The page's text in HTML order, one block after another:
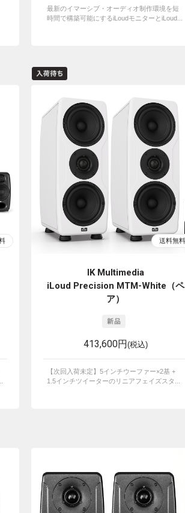
最新のイマーシブ・オーディオ制作環境を短
時間で構築可能にするiLoudモニターとiLoud...
IK Multimedia
iLoud Precision MTM-White（ペ
ア）
413,600円(税込)
【次回入荷未定】5インチウーファー×2基 +
1.5インチツイーターのリニアフェイズスタ...